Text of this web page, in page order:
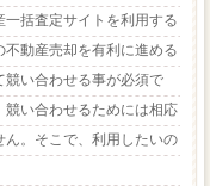
括査定サイトを利用する
動産売却を有利に進める
競い合わせる事が必須で
い合わせるためには相応
。そこで、利用したいの